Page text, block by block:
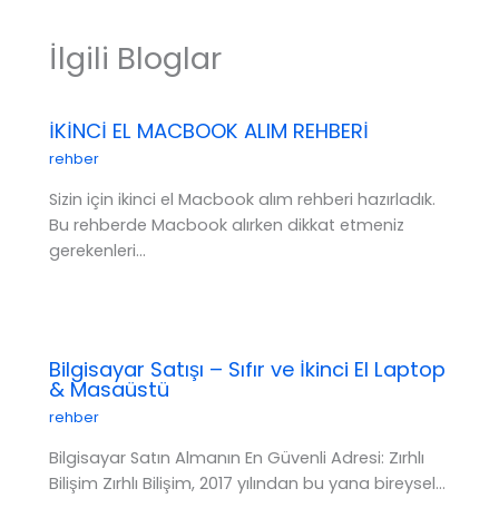
İlgili Bloglar
İKİNCİ EL MACBOOK ALIM REHBERİ
rehber
Sizin için ikinci el Macbook alım rehberi hazırladık.
Bu rehberde Macbook alırken dikkat etmeniz
gerekenleri…
Bilgisayar Satışı – Sıfır ve İkinci El Laptop
& Masaüstü
rehber
Bilgisayar Satın Almanın En Güvenli Adresi: Zırhlı
Bilişim Zırhlı Bilişim, 2017 yılından bu yana bireysel…